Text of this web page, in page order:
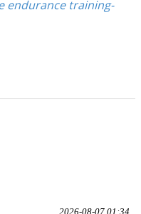
endurance training-
2026-08-07 01:34